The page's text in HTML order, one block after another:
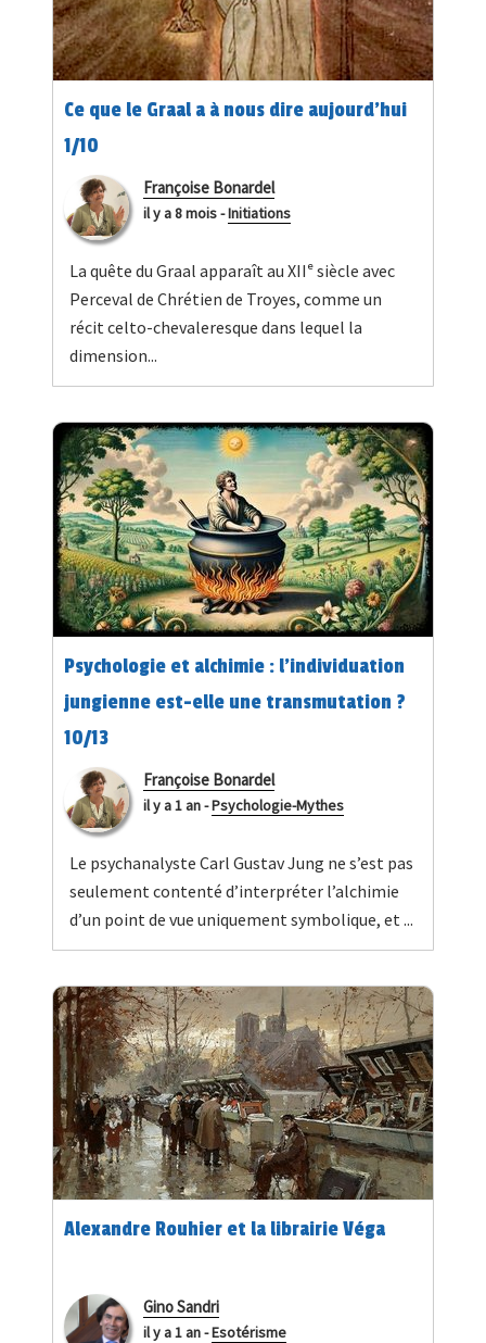
Ce que le Graal a à nous dire aujourd’hui
1/10
Françoise Bonardel
il y a 8 mois-Initiations
La quête du Graal apparaît au XIIᵉ siècle avec
Perceval de Chrétien de Troyes, comme un
récit celto-chevaleresque dans lequel la
dimension...
Psychologie et alchimie : l’individuation
jungienne est-elle une transmutation ?
10/13
Françoise Bonardel
il y a 1 an-Psychologie-Mythes
Le psychanalyste Carl Gustav Jung ne s’est pas
seulement contenté d’interpréter l’alchimie
d’un point de vue uniquement symbolique, et ...
Alexandre Rouhier et la librairie Véga
Gino Sandri
il y a 1 an-Esotérisme